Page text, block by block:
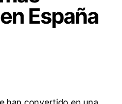
España